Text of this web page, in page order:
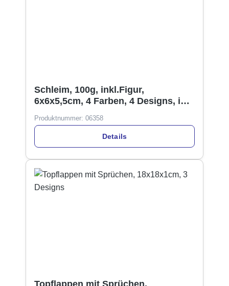
Schleim, 100g, inkl.Figur,
6x6x5,5cm, 4 Farben, 4 Designs, im
Produktnummer: 06358
Details
Topflappen mit Sprüchen,